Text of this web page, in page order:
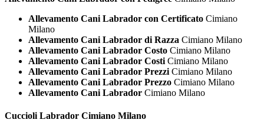
Allevamento Cani Labrador con Certificato Cimiano
Milano
Allevamento Cani Labrador di Razza Cimiano Milano
Allevamento Cani Labrador Costo Cimiano Milano
Allevamento Cani Labrador Costi Cimiano Milano
Allevamento Cani Labrador Prezzi Cimiano Milano
Allevamento Cani Labrador Prezzo Cimiano Milano
Allevamento Cani Labrador Cimiano Milano
Cuccioli Labrador Cimiano Milano